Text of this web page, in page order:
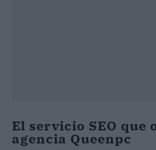
El servicio SEO que
agencia Queenpc